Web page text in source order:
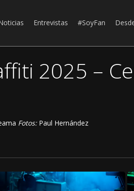
Entrevistas #SoyFan
2025 –
Fotos:Paul Hernández